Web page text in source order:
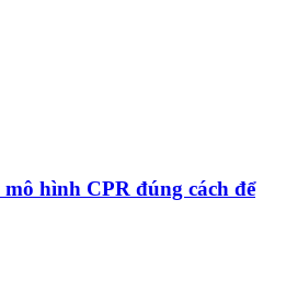
hình CPR đúng cách để